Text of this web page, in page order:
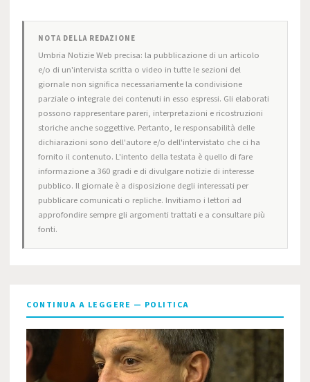
NOTA DELLA REDAZIONE
Umbria Notizie Web precisa: la pubblicazione di un articolo
e/o di un'intervista scritta o video in tutte le sezioni del
giornale non significa necessariamente la condivisione
parziale o integrale dei contenuti in esso espressi. Gli elaborati
possono rappresentare pareri, interpretazioni e ricostruzioni
storiche anche soggettive. Pertanto, le responsabilità delle
dichiarazioni sono dell'autore e/o dell'intervistato che ci ha
fornito il contenuto. L'intento della testata è quello di fare
informazione a 360 gradi e di divulgare notizie di interesse
pubblico. Il giornale è a disposizione degli interessati per
pubblicare comunicati o repliche. Invitiamo i lettori ad
approfondire sempre gli argomenti trattati e a consultare più
fonti.
CONTINUA A LEGGERE — POLITICA